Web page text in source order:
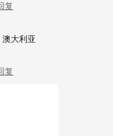
复
大利亚
复